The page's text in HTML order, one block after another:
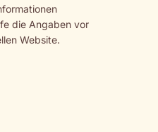
die Angaben vor
Website.